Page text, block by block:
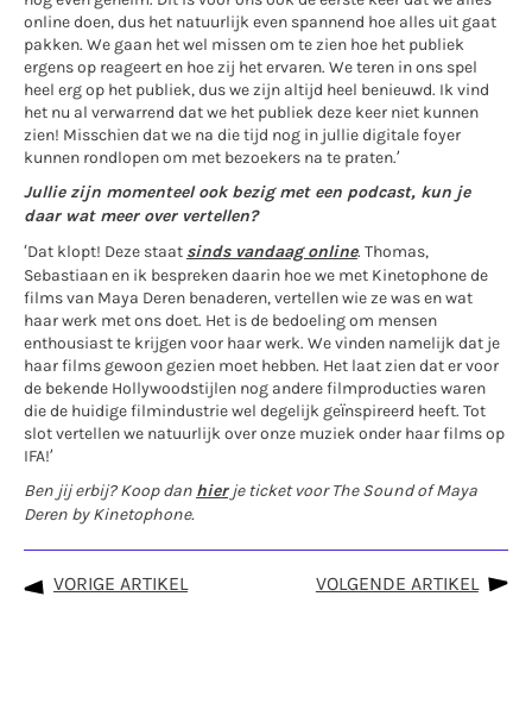
online doen, dus het natuurlijk even spannend hoe alles uit gaat
pakken. We gaan het wel missen om te zien hoe het publiek
ergens op reageert en hoe zij het ervaren. We teren in ons spel
heel erg op het publiek, dus we zijn altijd heel benieuwd. Ik vind
het nu al verwarrend dat we het publiek deze keer niet kunnen
zien! Misschien dat we na die tijd nog in jullie digitale foyer
kunnen rondlopen om met bezoekers na te praten.’
Jullie zijn momenteel ook bezig met een podcast, kun je
daar wat meer over vertellen?
‘Dat klopt! Deze staat sinds vandaag online. Thomas,
Sebastiaan en ik bespreken daarin hoe we met Kinetophone de
films van Maya Deren benaderen, vertellen wie ze was en wat
haar werk met ons doet. Het is de bedoeling om mensen
enthousiast te krijgen voor haar werk. We vinden namelijk dat je
haar films gewoon gezien moet hebben. Het laat zien dat er voor
de bekende Hollywoodstijlen nog andere filmproducties waren
die de huidige filmindustrie wel degelijk geïnspireerd heeft. Tot
slot vertellen we natuurlijk over onze muziek onder haar films op
IFA!’
Ben jij erbij? Koop dan hierje ticket voor The Sound of Maya
Deren by Kinetophone.
VORIGE ARTIKEL VOLGENDE ARTIKEL